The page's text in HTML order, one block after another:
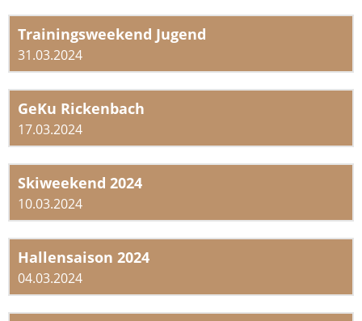
Trainingsweekend Jugend
31.03.2024
GeKu Rickenbach
17.03.2024
Skiweekend 2024
10.03.2024
Hallensaison 2024
04.03.2024